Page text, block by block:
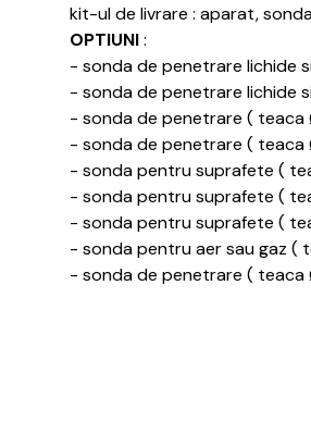
kit-ul de livrare : aparat,
OPTIUNI:
- sonda de penetrare lichide
- sonda de penetrare lichide
- sonda de penetrare ( teaca
- sonda de penetrare ( teaca
- sonda pentru suprafete (
- sonda pentru suprafete (
- sonda pentru suprafete (
- sonda pentru aer sau gaz (
- sonda de penetrare ( teaca